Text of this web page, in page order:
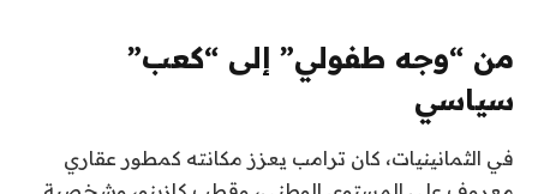
من “وجه طفولي” إلى “كعب”
سياسي
في الثمانينيات، كان ترامب يعزز مكانته كمطور عقاري